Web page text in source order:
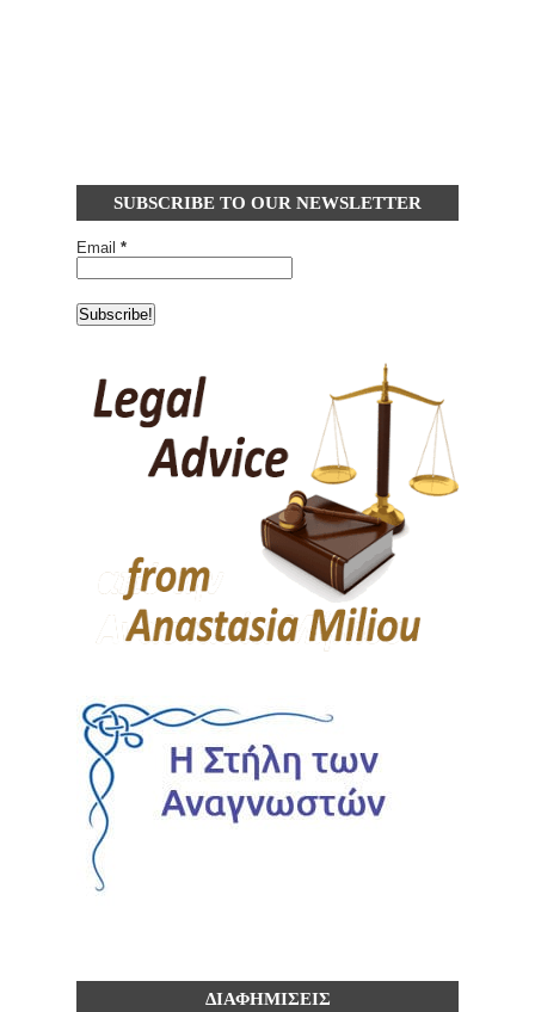
SUBSCRIBE TO OUR NEWSLETTER
Email *
ΔΙΑΦΗΜΙΣΕΙΣ